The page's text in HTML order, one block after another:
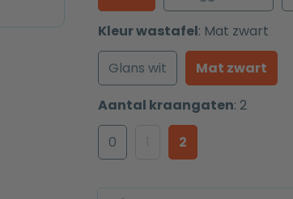
Kleur wastafel: Mat zwart
Glans wit
Mat zwart
Aantal kraangaten: 2
0
2